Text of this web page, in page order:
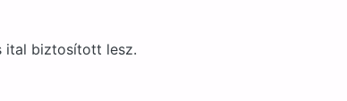
ital biztosított lesz.